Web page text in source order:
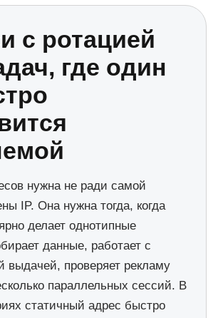
с ротацией
где один
нужна не ради самой
IP. Она нужна тогда, когда
делает однотипные
данные, работает с
выдачей, проверяет рекламу
параллельных сессий. В
статичный адрес быстро